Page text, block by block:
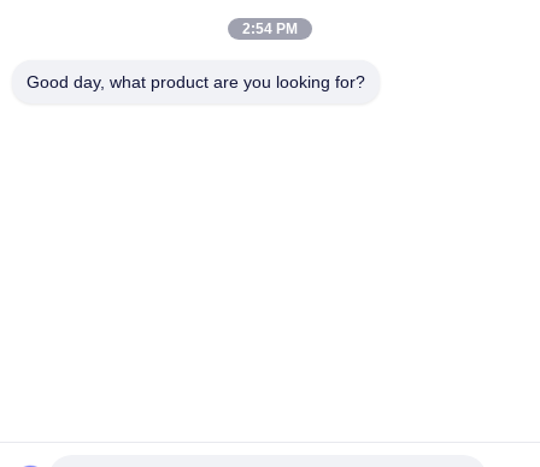
2:54 PM
Good day, what product are you looking for?